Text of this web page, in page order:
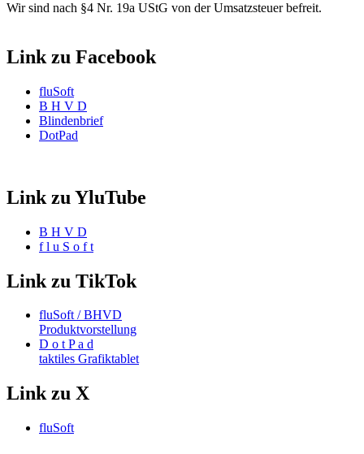
Wir sind nach §4 Nr. 19a UStG von der Umsatzsteuer befreit.
Link zu Facebook
fluSoft
B H V D
Blindenbrief
DotPad
Link zu YluTube
B H V D
f l u S o f t
Link zu TikTok
fluSoft / BHVD
Produktvorstellung
D o t P a d
taktiles Grafiktablet
Link zu X
fluSoft